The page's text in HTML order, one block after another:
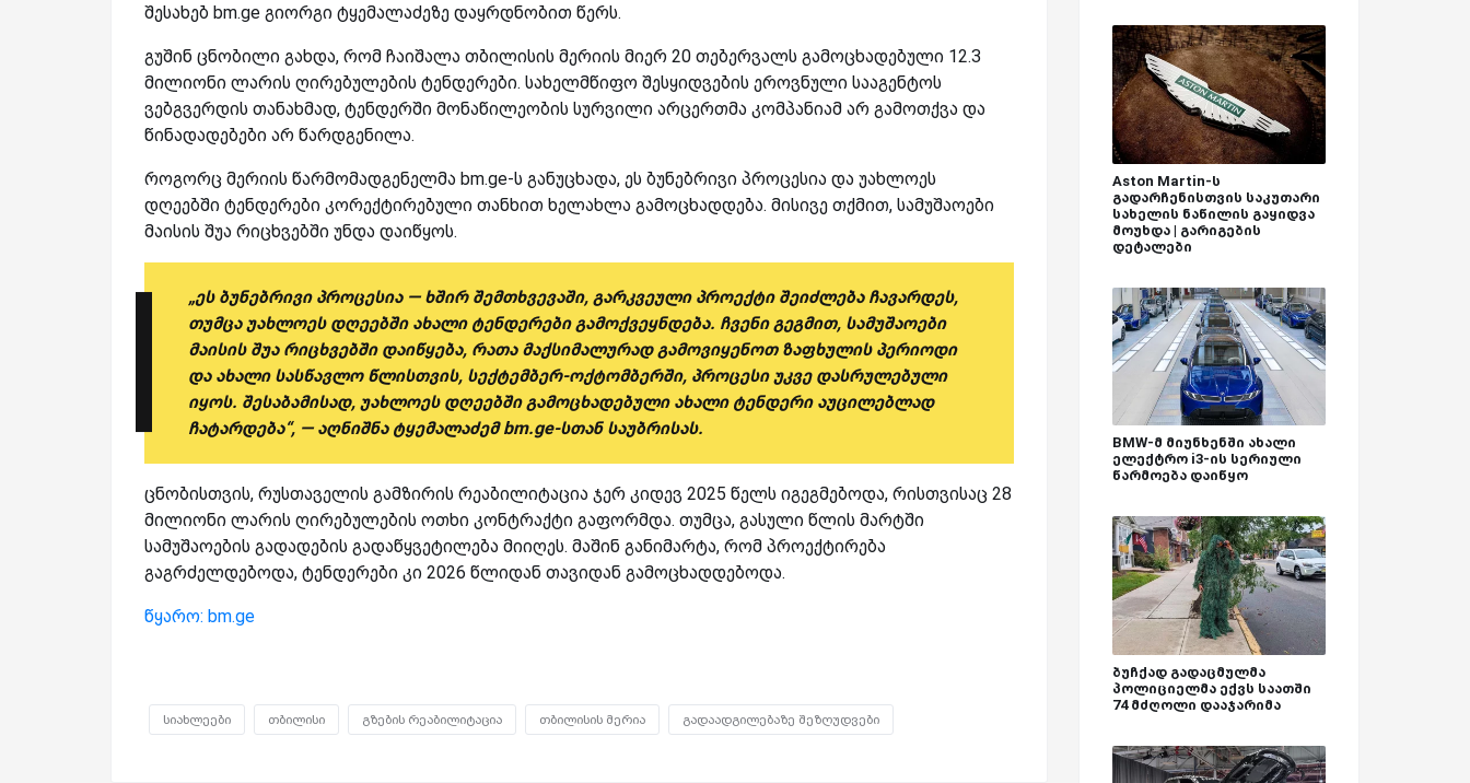
შესახებ bm.ge გიორგი ტყემალაძეზე დაყრდნობით წერს.
გუშინ ცნობილი გახდა, რომ ჩაიშალა თბილისის მერიის მიერ 20 თებერვალს გამოცხადებული 12.3
მილიონი ლარის ღირებულების ტენდერები. სახელმწიფო შესყიდვების ეროვნული სააგენტოს
ვებგვერდის თანახმად, ტენდერში მონაწილეობის სურვილი არცერთმა კომპანიამ არ გამოთქვა და
წინადადებები არ წარდგენილა.
როგორც მერიის წარმომადგენელმა bm.ge-ს განუცხადა, ეს ბუნებრივი პროცესია და უახლოეს
დღეებში ტენდერები კორექტირებული თანხით ხელახლა გამოცხადდება. მისივე თქმით, სამუშაოები
მაისის შუა რიცხვებში უნდა დაიწყოს.
„ეს ბუნებრივი პროცესია — ხშირ შემთხვევაში, გარკვეული პროექტი შეიძლება ჩავარდეს,
თუმცა უახლოეს დღეებში ახალი ტენდერები გამოქვეყნდება. ჩვენი გეგმით, სამუშაოები
მაისის შუა რიცხვებში დაიწყება, რათა მაქსიმალურად გამოვიყენოთ ზაფხულის პერიოდი
და ახალი სასწავლო წლისთვის, სექტემბერ-ოქტომბერში, პროცესი უკვე დასრულებული
იყოს. შესაბამისად, უახლოეს დღეებში გამოცხადებული ახალი ტენდერი აუცილებლად
ჩატარდება“, — აღნიშნა ტყემალაძემ bm.ge-სთან საუბრისას.
ცნობისთვის, რუსთაველის გამზირის რეაბილიტაცია ჯერ კიდევ 2025 წელს იგეგმებოდა, რისთვისაც 28
მილიონი ლარის ღირებულების ოთხი კონტრაქტი გაფორმდა. თუმცა, გასული წლის მარტში
სამუშაოების გადადების გადაწყვეტილება მიიღეს. მაშინ განიმარტა, რომ პროექტირება
გაგრძელდებოდა, ტენდერები კი 2026 წლიდან თავიდან გამოცხადდებოდა.
წყარო: bm.ge
სიახლეები თბილისი გზების რეაბილიტაცია თბილისის მერია გადაადგილებაზე შეზღუდვები
Aston Martin-ს
გადარჩენისთვის საკუთარი
სახელის ნაწილის გაყიდვა
მოუხდა | გარიგების
დეტალები
BMW-მ მიუნხენში ახალი
ელექტრო i3-ის სერიული
წარმოება დაიწყო
ბუჩქად გადაცმულმა
პოლიციელმა ექვს საათში
74 მძღოლი დააჯარიმა